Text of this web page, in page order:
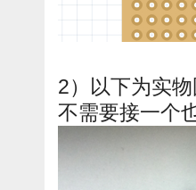
2）以下为实
不需要接一个